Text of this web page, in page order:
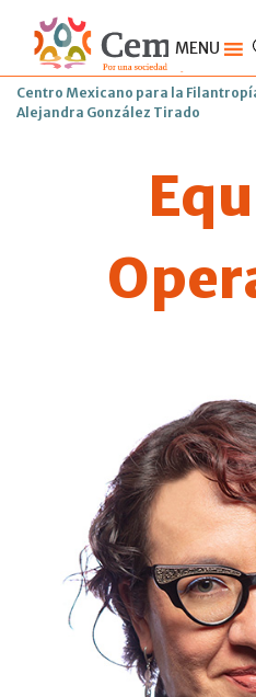
MENU
Centro Mexicano para la
Alejandra González Tirado